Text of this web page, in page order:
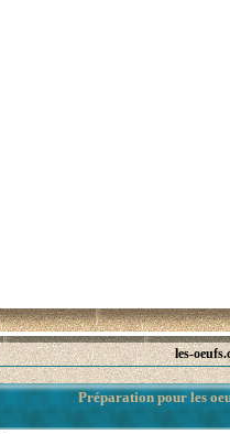
les-
Préparation pour les